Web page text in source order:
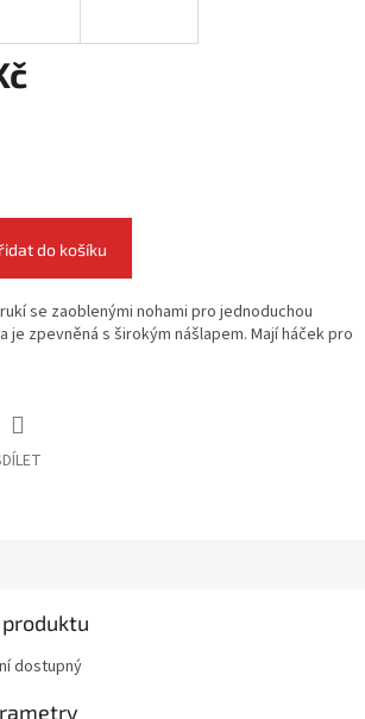
do košíku
se zaoblenými nohami pro jednoduchou
je zpevněná s širokým nášlapem. Mají háček pro
dostupný